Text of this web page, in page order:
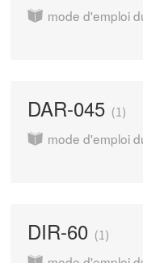
mode d'emploi
DAR-045 1
mode d'emploi
DIR-60 1